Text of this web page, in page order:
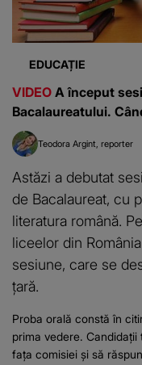
EDUCAȚIE
VIDEO A început
Bacalaureatului.
Teodora Argint reporter
Astăzi a debutat
de Bacalaureat, cu
literatura română.
liceelor din
sesiune, care se
țară.
Proba orală constă în
prima vedere.
fața comisiei și să